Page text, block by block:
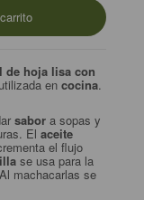
de hoja lisa con
encocina.
sabor a sopas y
Elaceite
el flujo
se usa para la
machacarlas se